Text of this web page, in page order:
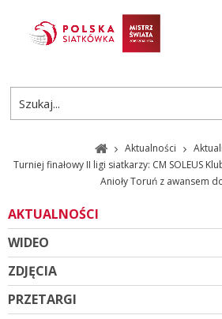
AKTUALNOŚCI
ROZGRYWKI
PL EN
Aktualności
Turniej finałowy II ligi siatkarzy: CM SOLEUS
Anioły Toruń z awansem
AKTUALNOŚCI
WIDEO
ZDJĘCIA
PRZETARGI